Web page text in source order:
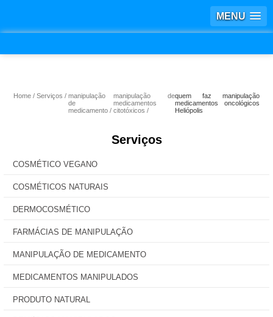
MENU
Home Serviços
manipulação
de
medicamento
manipulação de
medicamentos
citotóxicos
quem faz manipulação
medicamentos oncológicos
Heliópolis
Serviços
COSMÉTICO VEGANO
COSMÉTICOS NATURAIS
DERMOCOSMÉTICO
FARMÁCIAS DE MANIPULAÇÃO
MANIPULAÇÃO DE MEDICAMENTO
MEDICAMENTOS MANIPULADOS
PRODUTO NATURAL